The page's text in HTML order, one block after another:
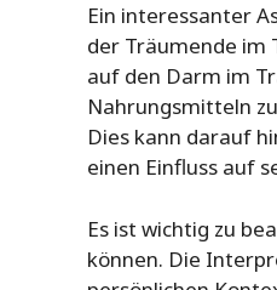
Ein interessanter
der Träumende im
auf den Darm im
Nahrungsmitteln
Dies kann darauf
einen Einfluss auf
Es ist wichtig zu
können. Die